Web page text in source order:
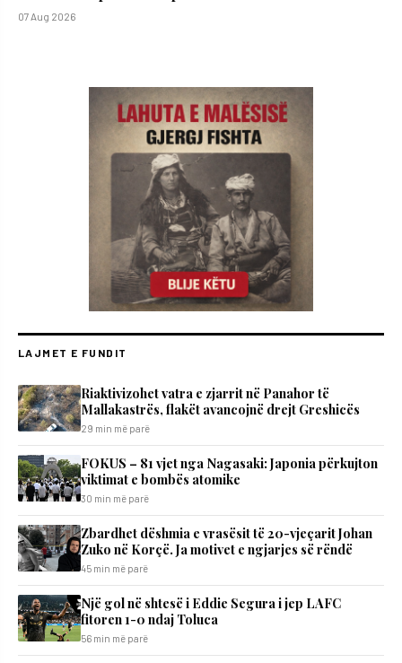
07 Aug 2026
LAJMET E FUNDIT
Riaktivizohet vatra e zjarrit në Panahor të
Mallakastrës, flakët avancojnë drejt Greshicës
29 min më parë
FOKUS – 81 vjet nga Nagasaki: Japonia përkujton
viktimat e bombës atomike
30 min më parë
Zbardhet dëshmia e vrasësit të 20-vjeçarit Johan
Zuko në Korçë. Ja motivet e ngjarjes së rëndë
45 min më parë
Një gol në shtesë i Eddie Segura i jep LAFC
fitoren 1-0 ndaj Toluca
56 min më parë